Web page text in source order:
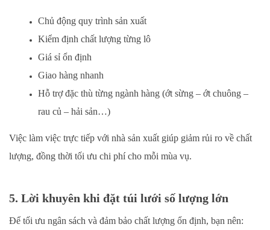
Chủ động quy trình sản xuất
Kiểm định chất lượng từng lô
Giá sỉ ổn định
Giao hàng nhanh
Hỗ trợ đặc thù từng ngành hàng (ớt sừng – ớt chuông –
rau củ – hải sản…)
Việc làm việc trực tiếp với nhà sản xuất giúp giảm rủi ro về chất
lượng, đồng thời tối ưu chi phí cho mỗi mùa vụ.
5. Lời khuyên khi đặt túi lưới số lượng lớn
Để tối ưu ngân sách và đảm bảo chất lượng ổn định, bạn nên: